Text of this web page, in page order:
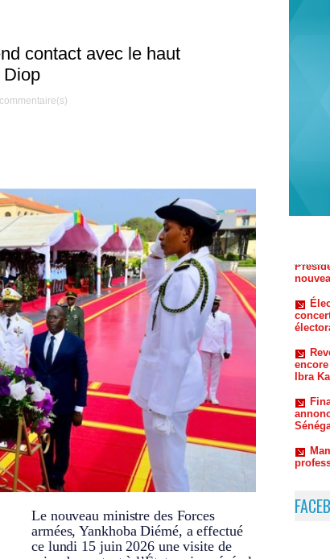
contact avec le haut
Diop
commentaire(s)
Le nouveau ministre des Forces
armées, Yankhoba Diémé, a effectué
ce lundi 15 juin 2026 une visite de
Ibra
Le